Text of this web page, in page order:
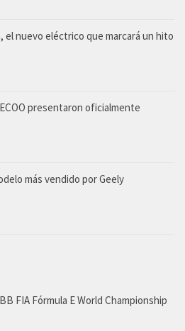
el nuevo eléctrico que marcará un hito
presentaron oficialmente
más vendido por Geely
FIA Fórmula E World Championship